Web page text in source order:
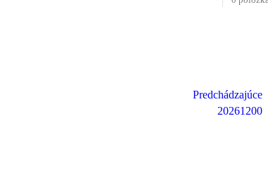
Predchádzajúce
20261200